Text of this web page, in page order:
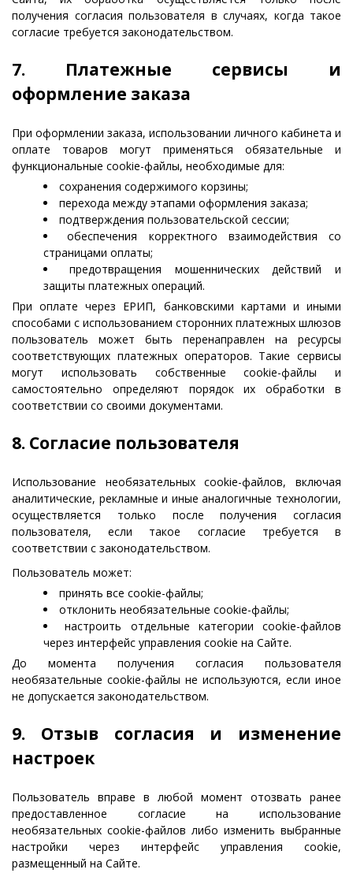
получения согласия пользователя в случаях, когда такое
согласие требуется законодательством.
7. Платежные сервисы и
оформление заказа
При оформлении заказа, использовании личного кабинета и
оплате товаров могут применяться обязательные и
функциональные cookie-файлы, необходимые для:
сохранения содержимого корзины;
перехода между этапами оформления заказа;
подтверждения пользовательской сессии;
обеспечения корректного взаимодействия со
страницами оплаты;
предотвращения мошеннических действий и
защиты платежных операций.
При оплате через ЕРИП, банковскими картами и иными
способами с использованием сторонних платежных шлюзов
пользователь может быть перенаправлен на ресурсы
соответствующих платежных операторов. Такие сервисы
могут использовать собственные cookie-файлы и
самостоятельно определяют порядок их обработки в
соответствии со своими документами.
8. Согласие пользователя
Использование необязательных cookie-файлов, включая
аналитические, рекламные и иные аналогичные технологии,
осуществляется только после получения согласия
пользователя, если такое согласие требуется в
соответствии с законодательством.
Пользователь может:
принять все cookie-файлы;
отклонить необязательные cookie-файлы;
настроить отдельные категории cookie-файлов
через интерфейс управления cookie на Сайте.
До момента получения согласия пользователя
необязательные cookie-файлы не используются, если иное
не допускается законодательством.
9. Отзыв согласия и изменение
настроек
Пользователь вправе в любой момент отозвать ранее
предоставленное согласие на использование
необязательных cookie-файлов либо изменить выбранные
настройки через интерфейс управления cookie,
размещенный на Сайте.